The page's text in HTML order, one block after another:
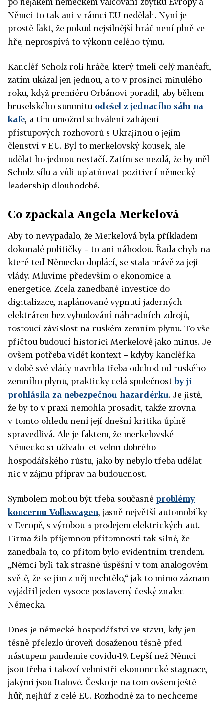
Němci to tak ani v rámci EU nedělali. Nyní je
prostě fakt, že pokud nejsilnější hráč není plně ve
hře, neprospívá to výkonu celého týmu.
Kancléř Scholz roli hráče, který tmelí celý mančaft,
zatím ukázal jen jednou, a to v prosinci minulého
roku, když premiéru Orbánovi poradil, aby během
bruselského summitu odešel z jednacího sálu na
kafe, a tím umožnil schválení zahájení
přístupových rozhovorů s Ukrajinou o jejím
členství v EU. Byl to merkelovský kousek, ale
udělat ho jednou nestačí. Zatím se nezdá, že by měl
Scholz sílu a vůli uplatňovat pozitivní německý
leadership dlouhodobě.
Co zpackala Angela Merkelová
Aby to nevypadalo, že Merkelová byla příkladem
dokonalé političky – to ani náhodou. Řada chyb, na
které teď Německo doplácí, se stala právě za její
vlády. Mluvíme především o ekonomice a
energetice. Zcela zanedbané investice do
digitalizace, naplánované vypnutí jaderných
elektráren bez vybudování náhradních zdrojů,
rostoucí závislost na ruském zemním plynu. To vše
přičtou budoucí historici Merkelové jako minus. Je
ovšem potřeba vidět kontext – kdyby kancléřka
v době své vlády navrhla třeba odchod od ruského
zemního plynu, prakticky celá společnost by ji
prohlásila za nebezpečnou hazardérku. Je jisté,
že by to v praxi nemohla prosadit, takže zrovna
v tomto ohledu není její dnešní kritika úplně
spravedlivá. Ale je faktem, že merkelovské
Německo si užívalo let velmi dobrého
hospodářského růstu, jako by nebylo třeba udělat
nic v zájmu příprav na budoucnost.
Symbolem mohou být třeba současné problémy
koncernu Volkswagen, jasně největší automobilky
v Evropě, s výrobou a prodejem elektrických aut.
Firma žila příjemnou přítomností tak silně, že
zanedbala to, co přitom bylo evidentním trendem.
„Němci byli tak strašně úspěšní v tom analogovém
světě, že se jim z něj nechtělo,“ jak to mimo záznam
vyjádřil jeden vysoce postavený český znalec
Německa.
Dnes je německé hospodářství ve stavu, kdy jen
těsně přelezlo úroveň dosaženou těsně před
nástupem pandemie covidu-19. Lepší než Němci
jsou třeba i takoví velmistři ekonomické stagnace,
jakými jsou Italové. Česko je na tom ovšem ještě
hůř, nejhůř z celé EU. Rozhodně za to nechceme